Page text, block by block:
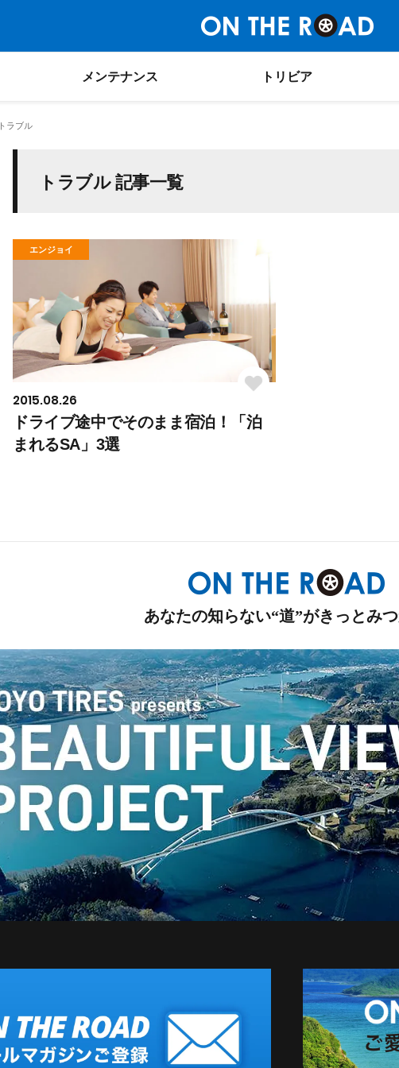
メンテナンス トリビア
トラブル
トラブル 記事一覧
2015.08.26
ドライブ途中でそのまま宿泊！「泊
まれるSA」3選
エンジョイ
あなたの知らない“道”がきっとみ